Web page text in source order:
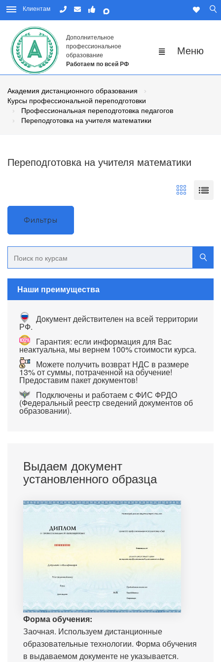
Клиентам
Дополнительное
профессиональное
образование
Работаем по всей РФ
Академия дистанционного образования
Курсы профессиональной переподготовки
Профессиональная переподготовка педагогов
Переподготовка на учителя математики
Переподготовка на учителя математики
Фильтры
Наши преимущества
Документ действителен на всей территории
РФ.
Гарантия: если информация для Вас
неактуальна, мы вернем 100% стоимости курса.
Можете получить возврат НДС в размере
13% от суммы, потраченной на обучение!
Предоставим пакет документов!
Подключены и работаем с ФИС ФРДО
(Федеральный реестр сведений документов об
образовании).
Выдаем документ
установленного образца
Форма обучения:
Заочная. Используем дистанционные
образовательные технологии. Форма обучения
в выдаваемом документе не указывается.